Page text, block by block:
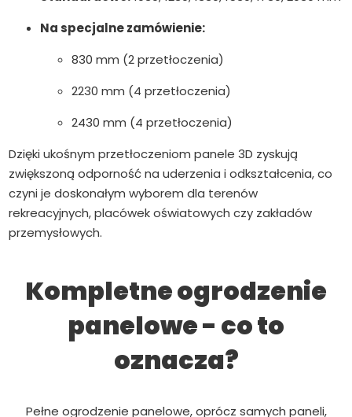
Na specjalne zamówienie:
830 mm (2 przetłoczenia)
2230 mm (4 przetłoczenia)
2430 mm (4 przetłoczenia)
Dzięki ukośnym przetłoczeniom panele 3D zyskują
zwiększoną odporność na uderzenia i odkształcenia, co
czyni je doskonałym wyborem dla terenów
rekreacyjnych, placówek oświatowych czy zakładów
przemysłowych.
Kompletne ogrodzenie
panelowe - co to
oznacza?
Pełne ogrodzenie panelowe, oprócz samych paneli,